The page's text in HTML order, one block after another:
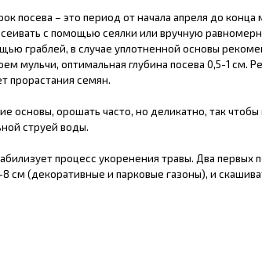
посева – это период от начала апреля до конца
с помощью сеялки или вручную
граблей, в случае уплотненной основы
мульчи, оптимальная глубина посева 0,5-1 см.
прорастания семян.
основы, орошать часто, но деликатно, так
струей воды.
процесс укоренения травы. Два первых
см (декоративные и парковые газоны), и